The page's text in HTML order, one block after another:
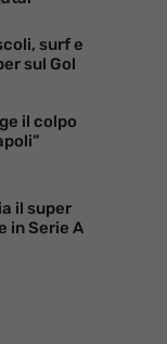
surf e
sul Gol
il colpo
il super
in Serie A